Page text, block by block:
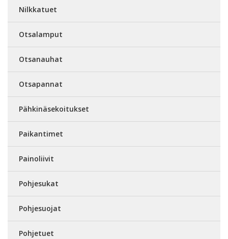
Nilkkatuet
Otsalamput
Otsanauhat
Otsapannat
Pähkinäsekoitukset
Paikantimet
Painoliivit
Pohjesukat
Pohjesuojat
Pohjetuet